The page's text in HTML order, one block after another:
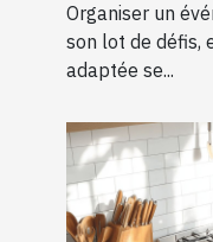
Organiser un
son lot de défis,
adaptée se...